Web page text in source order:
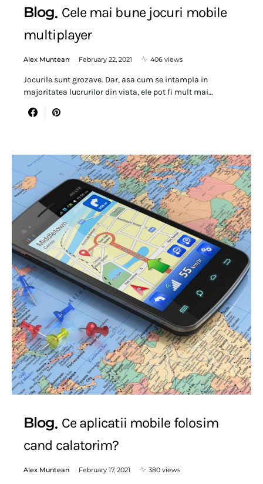
Blog Cele mai bune jocuri mobile
multiplayer
Alex Muntean February 22, 2021 406 views
Jocurile sunt grozave. Dar, asa cum se intampla in
majoritatea lucrurilor din viata, ele pot fi mult mai…
Blog Ce aplicatii mobile folosim
cand calatorim?
Alex Muntean February 17, 2021 380 views